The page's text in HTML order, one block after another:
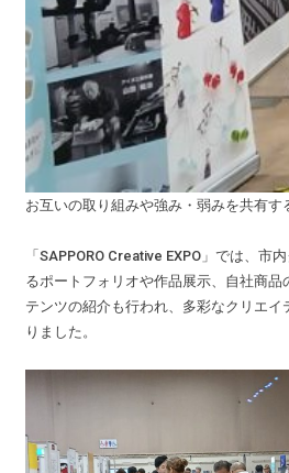
お互いの取り組みや強み・弱みを共有
「SAPPORO Creative EXPO」では、市
るポートフォリオや作品展示、自社商品
テンツの紹介も行われ、多彩なクリエイ
りました。